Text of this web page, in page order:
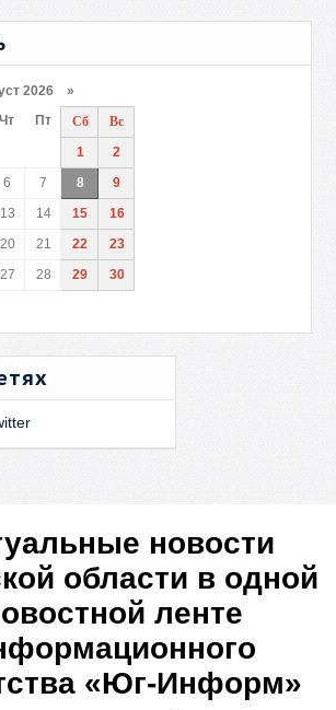
2026 »
Чт Пт Сб
Вс
1
2
6 7 8
9
13 14 15
16
20 21 22
23
27 28 29
30
новости
области в одной
ленте
«Юг-Информ»